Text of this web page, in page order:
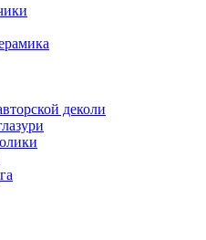
деколи